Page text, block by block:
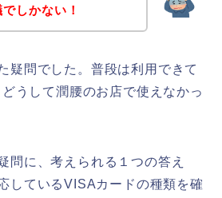
しかない！
疑問でした。普段は利用できて
うして潤腰のお店で使えなかっ
問に、考えられる１つの答え
しているVISAカードの種類を確